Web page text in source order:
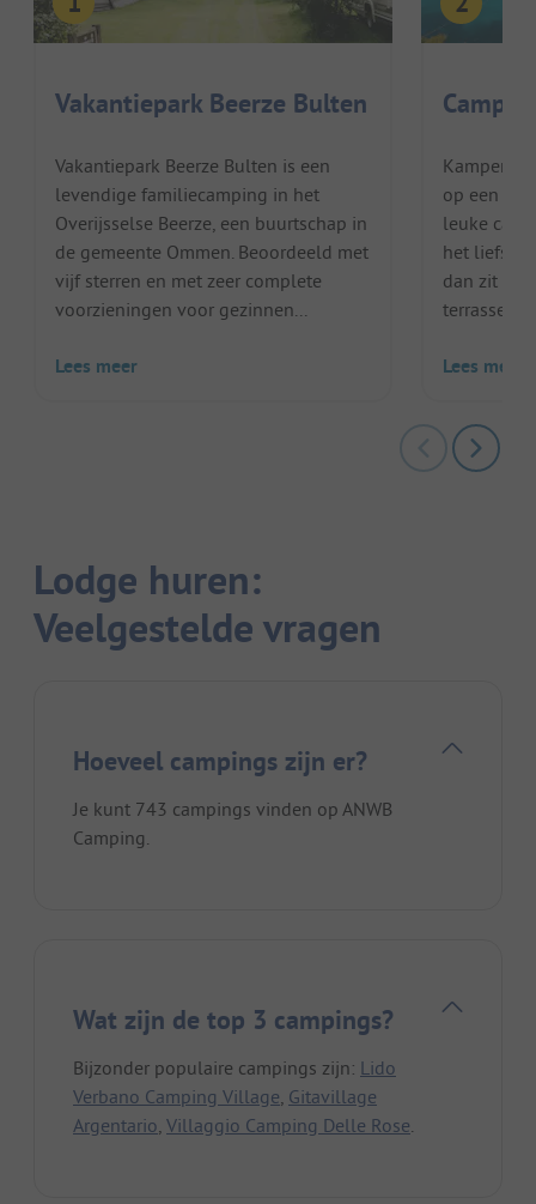
Vakantiepark Beerze Bulten
Vakantiepark Beerze Bulten is een
levendige familiecamping in het
Overijsselse Beerze, een buurtschap in
de gemeente Ommen. Beoordeeld met
vijf sterren en met zeer complete
voorzieningen voor gezinnen...
Lees meer
Kamperen
op een
leuke
het liefst
dan zit je
Lees meer
Lodge huren:
Veelgestelde vragen
Hoeveel campings zijn er?
Je kunt 743 campings vinden op ANWB
Camping.
Wat zijn de top 3 campings?
Bijzonder populaire campings zijn: Lido
Verbano Camping Village Gitavillage
Argentario Villaggio Camping Delle Rose